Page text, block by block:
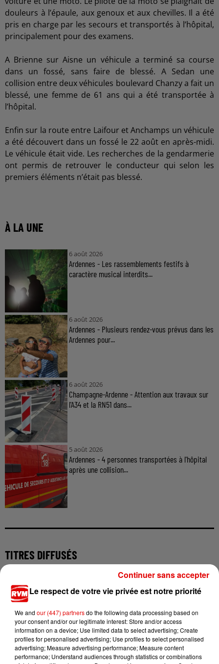
douleurs à l’épaule, aux genoux et aux chevilles. Il a été
pris en charge par les secours et transportés à l’hôpital,
principalement pour des examens.
A Brienne sur Aisne un véhicule a terminé sa course
dans un fossé, sans faire de blessé. A Sedan une
collision entre deux véhicules boulevard Chanzy a fait un
blessé, une femme de 61 ans qui a été transportée à
l’hôpital.
Enfin sur la route entre Laifour et Anchamps un véhicule
a été découvert dans un fossé le 22 août en après-midi.
Le véhicule était vide. Les recherches de la gendarmerie
ont permis de retrouver le conducteur qui selon les
premiers éléments n’était pas blessé.
À LA UNE
6 août 2026
Ardennes - Les rassemblements festifs à
caractère musical interdits...
6 août 2026
Ardennes - Plusieurs rendez-vous prévus dans les
Ardennes pour...
6 août 2026
Champagne-Ardenne - Attention aux travaux sur
l'A34 et la RN51 dans...
5 août 2026
Ardennes - 4 personnes transportées à l'hôpital
après une collision...
TITRES DIFFUSÉS
0h55
0h55
COLDPLAY
0h52
0h52
ARIANA GRANDE
0h49
0h49
ELOIZ
Le respect de votre vie privée est notre priorité
We and our (447) partnersdo the following data processing based on
your consent and/or our legitimate interest: Store and/or access
information on a device; Use limited data to select advertising; Create
profiles for personalised advertising; Use profiles to select personalised
advertising; Measure advertising performance; Measure content
performance; Understand audiences through statistics or combinations
Continuer sans accepter